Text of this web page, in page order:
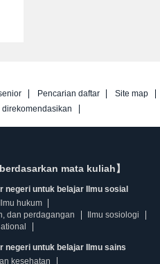
Pencarian daftar
Site map
mata kuliah】
negeri untuk belajar Ilmu sosial
hukum
dan perdagangan
Ilmu sosiologi
negeri untuk belajar Ilmu sains
kesehatan